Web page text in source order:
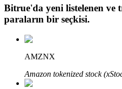
Krediler
Bitrue'da yeni listelenen ve
paraların bir seçkisi.
AMZNX
Amazon tokenized stock